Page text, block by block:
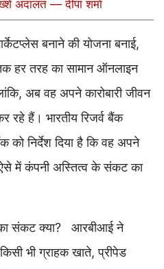
अदालत — दीपा शर्मा
बनाने की योजना बनाई,
हर तरह का सामान ऑनलाइन
अब वह अपने कारोबारी जीवन
हैं। भारतीय रिजर्व बैंक
निर्देश दिया है कि वह अपने
ऐसे में कंपनी अस्तित्व के संकट का
संकट क्या? आरबीआई ने
भी ग्राहक खाते, प्रीपेड